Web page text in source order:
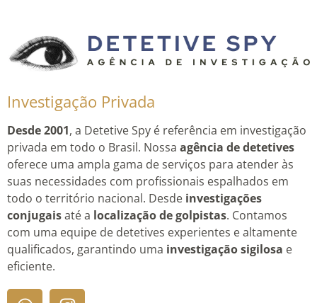
Investigação Privada
Desde 2001, a Detetive Spy é referência em investigação
privada em todo o Brasil. Nossa agência de detetives
oferece uma ampla gama de serviços para atender às
suas necessidades com profissionais espalhados em
todo o território nacional. Desde investigações
conjugaisaté a localização de golpistas. Contamos
com uma equipe de detetives experientes e altamente
qualificados, garantindo uma investigação sigilosa e
eficiente.